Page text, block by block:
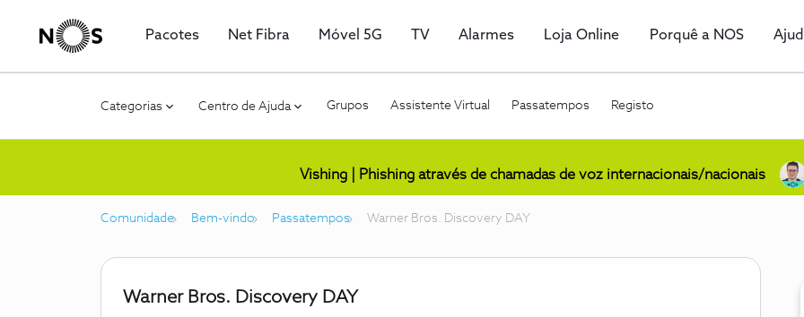
Pacotes Net Fibra Móvel 5G TV Alarmes Loja Online Porquê a NOS
Categorias Centro de Ajuda Grupos Assistente Virtual Passatempos Registo
Vishing | Phishing através de chamadas de voz internacionais/nacionais
Comunidade Bem-vindo Passatempos Warner Bros. Discovery DAY
Warner Bros. Discovery DAY